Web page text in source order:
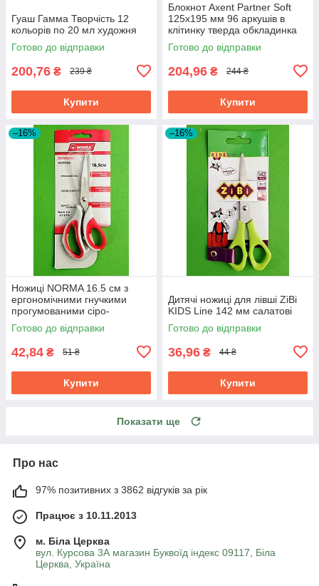
Гуаш Гамма Творчість 12
кольорів по 20 мл художня
Готово до відправки
200,76 ₴ 239 ₴
Купити
Блокнот Axent Partner Soft
125х195 мм 96 аркушів в
клітинку тверда обкладинка
синій
Готово до відправки
204,96 ₴ 244 ₴
Купити
–16%
Ножиці NORMA 16.5 см з
ергономічними гнучкими
прогумованими сіро-
червоними ручками 1.8 мм
Готово до відправки
42,84 ₴ 51 ₴
Купити
–16%
Дитячі ножиці для лівші ZiBi
KIDS Line 142 мм салатові
Готово до відправки
36,96 ₴ 44 ₴
Купити
Показати ще
Про нас
97% позитивних з 3862 відгуків за рік
Працює з 10.11.2013
м. Біла Церква
вул. Курсова 3А магазин Буквоїд індекс 09117, Біла
Церква, Україна